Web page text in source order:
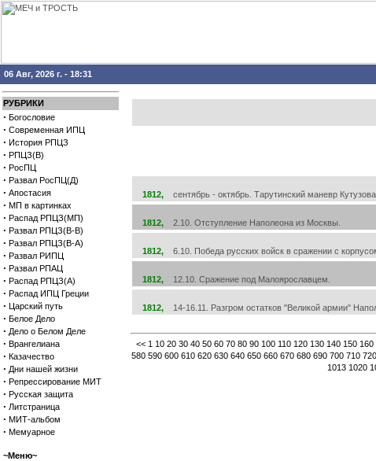
06 Авг, 2026 г. - 18:31
РУБРИКИ
· Богословие
· Современная ИПЦ
· История РПЦЗ
· РПЦЗ(В)
· РосПЦ
· Развал РосПЦ(Д)
· Апостасия
· МП в картинках
· Распад РПЦЗ(МП)
· Развал РПЦЗ(В-В)
· Развал РПЦЗ(В-А)
· Развал РИПЦ
· Развал РПАЦ
· Распад РПЦЗ(А)
· Распад ИПЦ Греции
· Царский путь
· Белое Дело
· Дело о Белом Деле
· Врангелиана
· Казачество
· Дни нашей жизни
· Репрессирование МИТ
· Русская защита
· Литстраница
· МИТ-альбом
· Мемуарное
~Меню~
1812, сентябрь - октябрь. Тарутинский маневр Кутузова,
1812, 2.10. Отступление Наполеона из Москвы.
1812, 6.10. Победа русских войск в сражении с
1812, 12.10. Сражение под Малоярославцем.
1812, 14-16.11. Разгром остатков "Великой армии"
<< 1 10 20 30 40 50 60 70 80 90 100 110 120 130 140 150 160
580 590 600 610 620 630 640 650 660 670 680 690 700 710 720
1013 1020